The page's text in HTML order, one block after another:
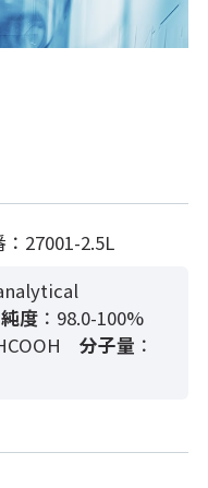
27001-2.5L
純度：98.0-100%
分子量 ：